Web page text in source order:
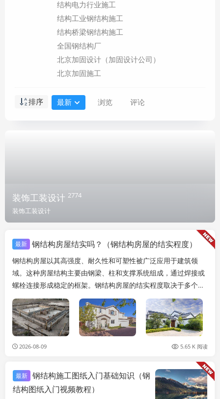
结构电力行业施工
结构工业钢结构施工
结构桥梁钢结构施工
全国钢结构厂
北京加固设计（加固设计公司）
北京加固施工
排序 最新 浏览 评论
装饰工装设计 2774
装饰工装设计
最新 钢结构房屋结实吗？（钢结构房屋的结实程度）
钢结构房屋以其高强度、耐久性和可塑性被广泛应用于建筑领
域。这种房屋结构主要由钢梁、柱和支撑系统组成，通过焊接或
螺栓连接形成稳定的框架。钢结构房屋的结实程度取决于多个因
素，包括材料的质量、设计、施工标准以及维护状况。，...
2026-08-09 5.65 K 阅读
最新 钢结构施工图纸入门基础知识（钢
结构图纸入门视频教程）